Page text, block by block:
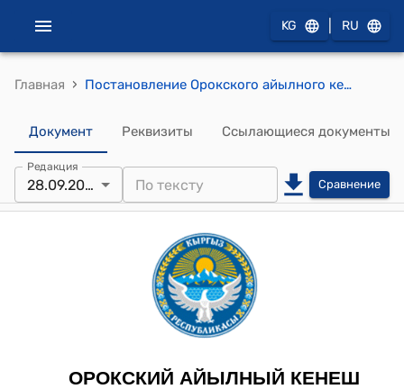
KG RU
Главная › Постановление Орокского айылного кенеша от 28 сентября 2023 года № 9/5 «О принятии в муниципальную собственность земельные участки" и «О придании статуса особо охраняемой территории Боз-Болток"
Документ Реквизиты Ссылающиеся документы
Редакция
28.09.2023 Сравнение